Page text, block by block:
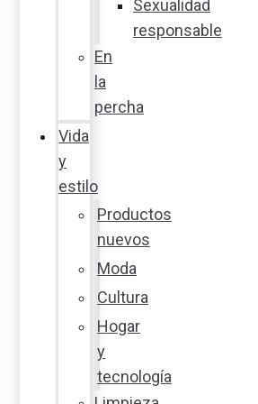
Sexualidad
responsable
En
la
percha
Vida
y
estilo
Productos
nuevos
Moda
Cultura
Hogar
y
tecnología